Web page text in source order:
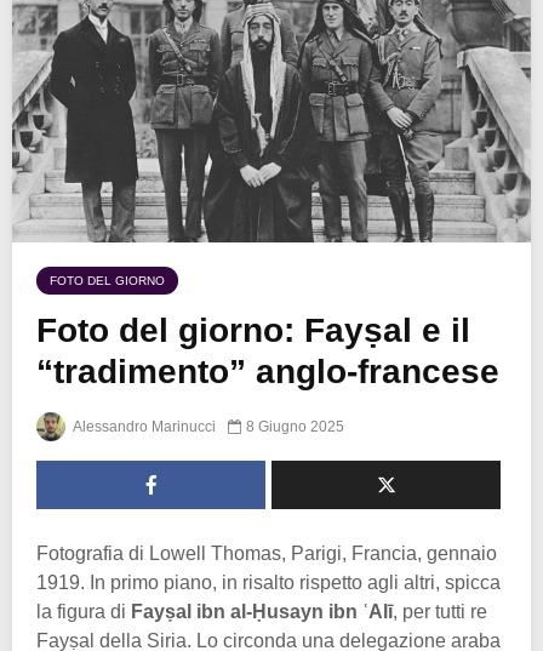
FOTO DEL GIORNO
Foto del giorno: Fayṣal e il
“tradimento” anglo-francese
Alessandro Marinucci 8 Giugno 2025
Fotografia di Lowell Thomas, Parigi, Francia, gennaio
1919. In primo piano, in risalto rispetto agli altri, spicca
la figura di Fayṣal ibn al-Ḥusayn ibn ʿAlī, per tutti re
Fayṣal della Siria. Lo circonda una delegazione araba